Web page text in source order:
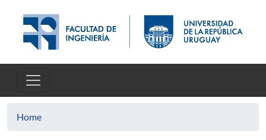
Home